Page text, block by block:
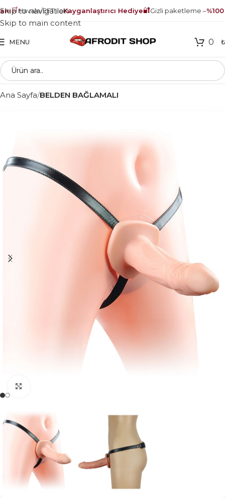
🛒Havale/EFT ileKayganlaştırıcı Hediye🔐Gizli paketleme – %100
Skip to navigation
Skip to main content
MENU 0 ₺
Ana Sayfa BELDEN BAĞLAMALI